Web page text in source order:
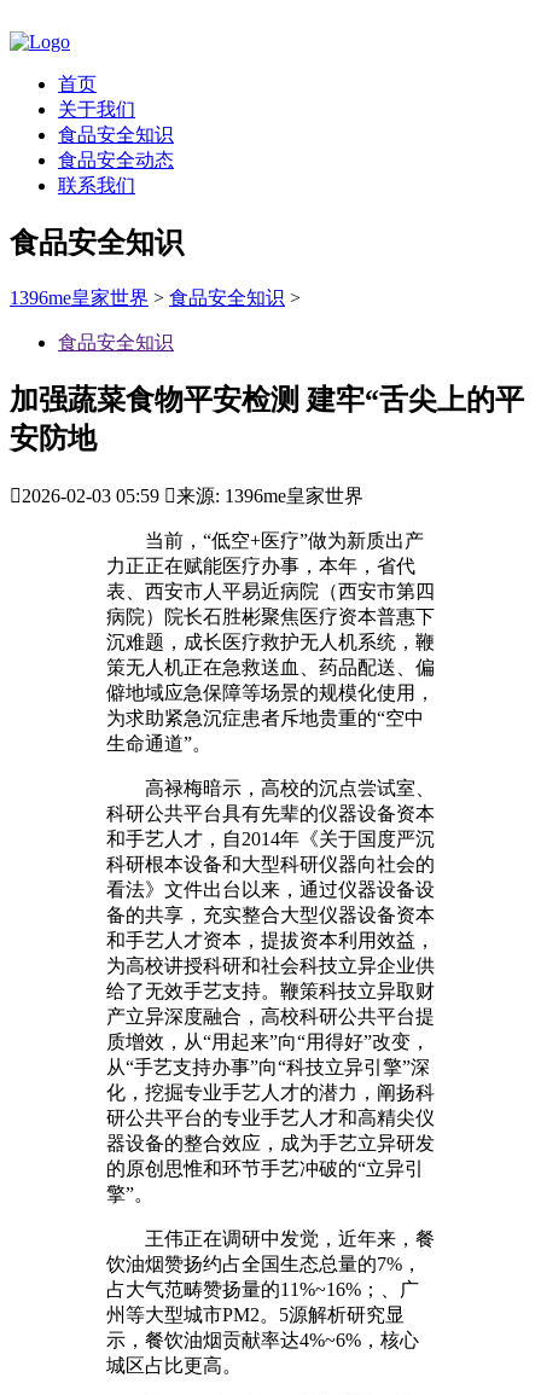
首页
关于我们
食品安全知识
食品安全动态
联系我们
食品安全知识
1396me皇家世界 > 食品安全知识 >
食品安全知识
加强蔬菜食物平安检测 建牢“舌尖上的平
安防地
2026-02-03 05:59 来源: 1396me皇家世界
当前，“低空+医疗”做为新质出产
力正正在赋能医疗办事，本年，省代
表、西安市人平易近病院（西安市第四
病院）院长石胜彬聚焦医疗资本普惠下
沉难题，成长医疗救护无人机系统，鞭
策无人机正在急救送血、药品配送、偏
僻地域应急保障等场景的规模化使用，
为求助紧急沉症患者斥地贵重的“空中
生命通道”。
高禄梅暗示，高校的沉点尝试室、
科研公共平台具有先辈的仪器设备资本
和手艺人才，自2014年《关于国度严沉
科研根本设备和大型科研仪器向社会的
看法》文件出台以来，通过仪器设备设
备的共享，充实整合大型仪器设备资本
和手艺人才资本，提拔资本利用效益，
为高校讲授科研和社会科技立异企业供
给了无效手艺支持。鞭策科技立异取财
产立异深度融合，高校科研公共平台提
质增效，从“用起来”向“用得好”改变，
从“手艺支持办事”向“科技立异引擎”深
化，挖掘专业手艺人才的潜力，阐扬科
研公共平台的专业手艺人才和高精尖仪
器设备的整合效应，成为手艺立异研发
的原创思惟和环节手艺冲破的“立异引
擎”。
王伟正在调研中发觉，近年来，餐
饮油烟赞扬约占全国生态总量的7%，
占大气范畴赞扬量的11%~16%；、广
州等大型城市PM2。5源解析研究显
示，餐饮油烟贡献率达4%~6%，核心
城区占比更高。